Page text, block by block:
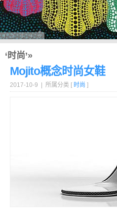
‘时尚’»
Mojito概念时尚女鞋
2017-10-9 | 所属分类 [ 时尚 ]